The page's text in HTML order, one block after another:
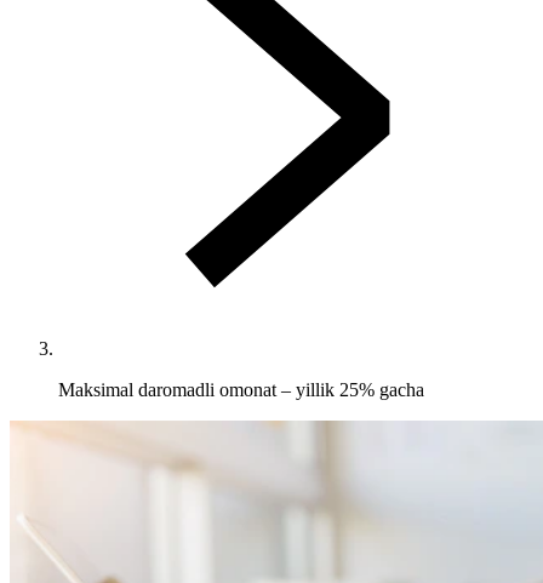
Maksimal daromadli omonat – yillik 25% gacha